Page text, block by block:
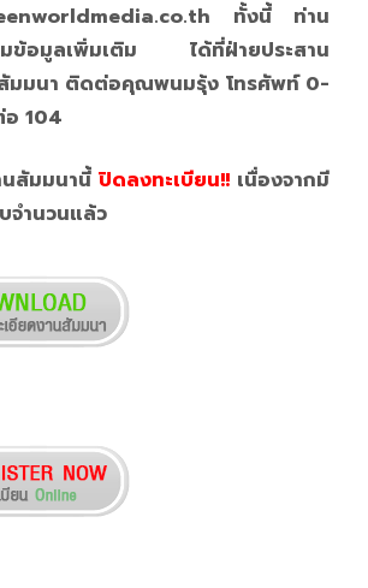
ทั้งนี้ ท่าน
มข้อมูลเพิ่มเติม ได้ที่ฝ่ายประสาน
มมนา ติดต่อคุณพนมรุ้ง โทรศัพท์ 0-
อ 104
สัมมนานี้ ปิดลงทะเบียน!! เนื่องจากมี
จำนวนแล้ว